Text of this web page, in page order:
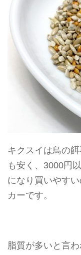
キクスイは鳥の
も安く、3000円
になり買いやす
カーです。
脂質が多いと言